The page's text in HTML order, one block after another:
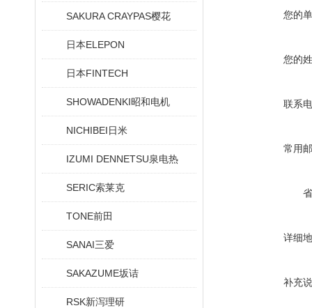
SAKURA CRAYPAS樱花
日本ELEPON
日本FINTECH
SHOWADENKI昭和电机
NICHIBEI日米
IZUMI DENNETSU泉电热
SERIC索莱克
TONE前田
SANAI三爱
SAKAZUME坂诘
RSK新泻理研
您的
您的
联系
常用
详细
补充